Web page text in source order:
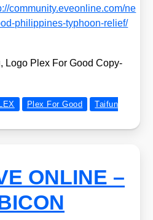
​com​mu​ni​ty​.eve​on​line​.com/​n​e​
​p​h​i​l​i​p​p​i​n​e​s​-​t​y​p​h​o​o​n​-​r​e​l​i​ef/
Logo Plex For Good Copy­
Plex For Good
Taifun
ONLINE –